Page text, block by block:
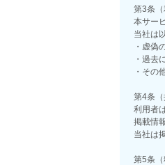
第3条（
本サー
当社は
・虚偽
・過去
・その
第4条（
利用者
掲載情
当社は
第5条（